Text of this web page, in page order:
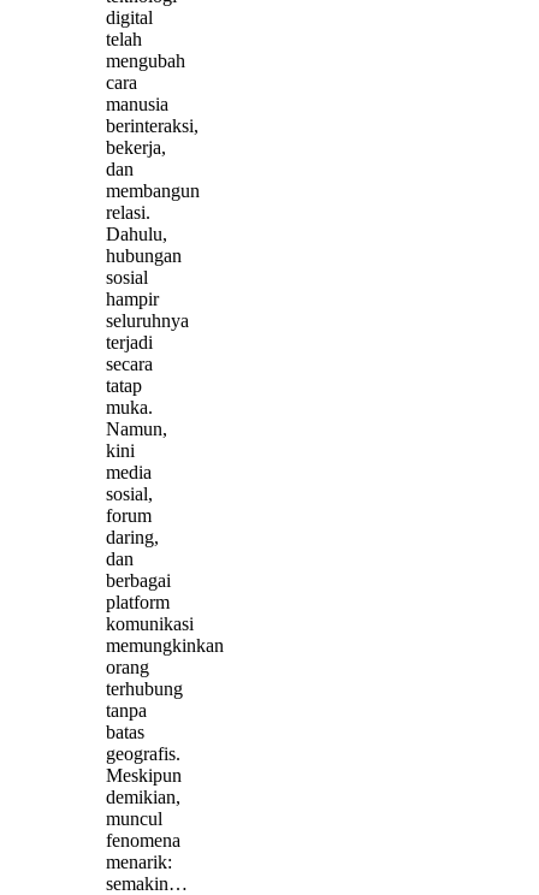
digital
telah
mengubah
cara
manusia
berinteraksi,
bekerja,
dan
membangun
relasi.
Dahulu,
hubungan
sosial
hampir
seluruhnya
terjadi
secara
tatap
muka.
Namun,
kini
media
sosial,
forum
daring,
dan
berbagai
platform
komunikasi
memungkinkan
orang
terhubung
tanpa
batas
geografis.
Meskipun
demikian,
muncul
fenomena
menarik:
semakin…